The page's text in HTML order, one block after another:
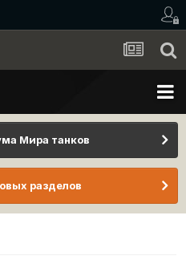
Мира танков
разделов